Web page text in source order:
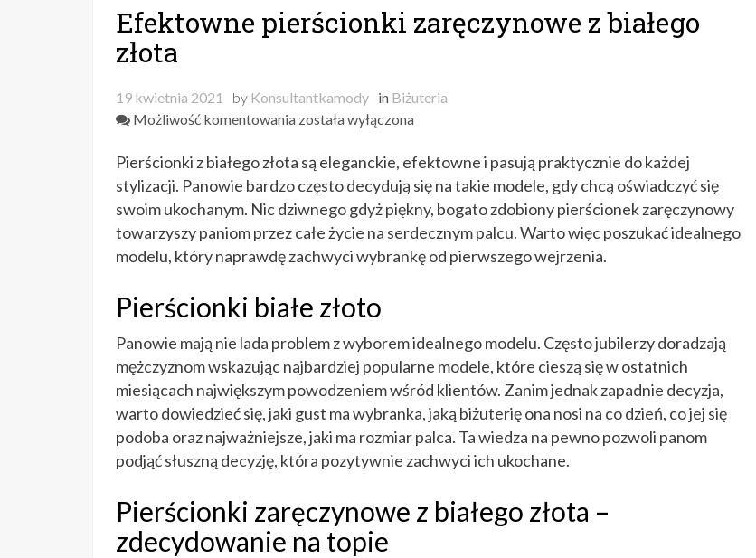
Efektowne pierścionki zaręczynowe z białego
złota
19 kwietnia 2021 by Konsultantkamody in Biżuteria
Możliwość komentowania Efektowne
zaręczynowe
z
białego
złota
została wyłączona
Pierścionki z białego złota są eleganckie, efektowne i pasują praktycznie do każdej
stylizacji. Panowie bardzo często decydują się na takie modele, gdy chcą oświadczyć się
swoim ukochanym. Nic dziwnego gdyż piękny, bogato zdobiony pierścionek zaręczynowy
towarzyszy paniom przez całe życie na serdecznym palcu. Warto więc poszukać idealnego
modelu, który naprawdę zachwyci wybrankę od pierwszego wejrzenia.
Pierścionki białe złoto
Panowie mają nie lada problem z wyborem idealnego modelu. Często jubilerzy doradzają
mężczyznom wskazując najbardziej popularne modele, które cieszą się w ostatnich
miesiącach największym powodzeniem wśród klientów. Zanim jednak zapadnie decyzja,
warto dowiedzieć się, jaki gust ma wybranka, jaką biżuterię ona nosi na co dzień, co jej się
podoba oraz najważniejsze, jaki ma rozmiar palca. Ta wiedza na pewno pozwoli panom
podjąć słuszną decyzję, która pozytywnie zachwyci ich ukochane.
Pierścionki zaręczynowe z białego złota –
zdecydowanie na topie